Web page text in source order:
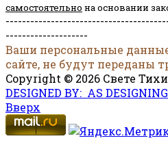
самостоятельно на основании
--------------------
Ваши персональные
сайте, не будут переданы
Copyright © 2026 Свете
DESIGNED BY: AS DESIGNING
Вверх